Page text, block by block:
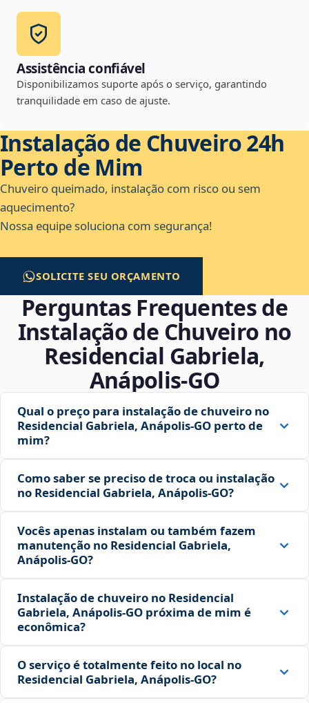
Assistência confiável
Disponibilizamos suporte após o serviço, garantindo
tranquilidade em caso de ajuste.
Instalação de Chuveiro 24h
Perto de Mim
Chuveiro queimado, instalação com risco ou sem
aquecimento?
Nossa equipe soluciona com segurança!
SOLICITE SEU ORÇAMENTO
Perguntas Frequentes de
Instalação de Chuveiro no
Residencial Gabriela,
Anápolis‑GO
Qual o preço para instalação de chuveiro no
Residencial Gabriela, Anápolis‑GO perto de
mim?
Como saber se preciso de troca ou instalação
no Residencial Gabriela, Anápolis‑GO?
Vocês apenas instalam ou também fazem
manutenção no Residencial Gabriela,
Anápolis‑GO?
Instalação de chuveiro no Residencial
Gabriela, Anápolis‑GO próxima de mim é
econômica?
O serviço é totalmente feito no local no
Residencial Gabriela, Anápolis‑GO?